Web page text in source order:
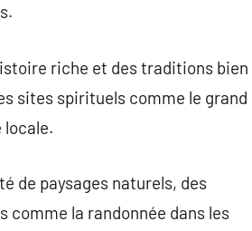
riche et des traditions bien
sites spirituels comme le grand
locale.
de paysages naturels, des
comme la randonnée dans les